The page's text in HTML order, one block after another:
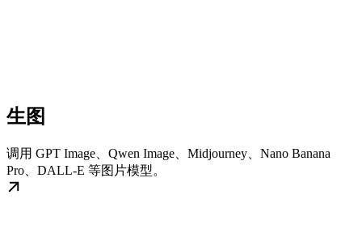
生图
调用 GPT Image、Qwen Image、Midjourney、Nano Banana
Pro、DALL-E 等图片模型。